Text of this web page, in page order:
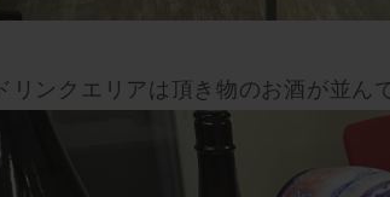
ドリンクエリアは頂き物のお酒が並ん